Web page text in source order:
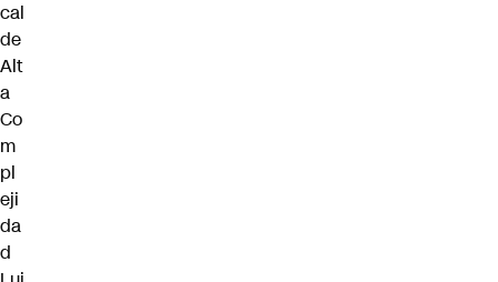
cal
de
Alt
a
Co
m
pl
eji
da
d